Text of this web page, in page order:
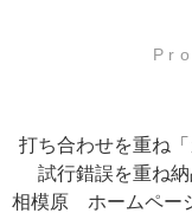
打ち合わせを重ね
試行錯誤を重ね
相模原 ホームペー